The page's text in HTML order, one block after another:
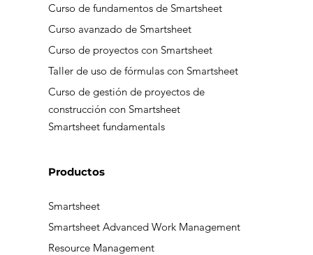
Productos
Smartsheet
Resource Management
Smartsheet Advanced Work Management
Curso de fundamentos de Smartsheet
Curso avanzado de Smartsheet
Curso de proyectos con Smartsheet
Taller de uso de fórmulas con Smartsheet
Curso de gestión de proyectos de
construcción con Smartsheet
Smartsheet fundamentals